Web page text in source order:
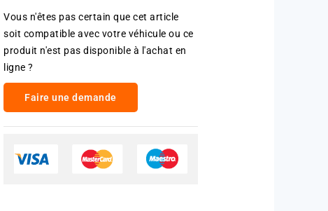
Vous n'êtes pas certain que cet article
soit compatible avec votre véhicule ou ce
produit n'est pas disponible à l'achat en
ligne ?
Faire une demande